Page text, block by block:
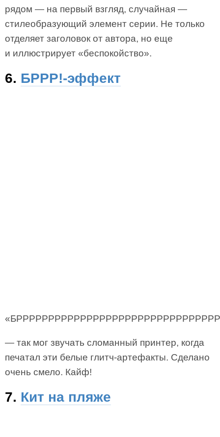
рядом — на первый взгляд, случайная —
стилеобразующий элемент серии. Не только
отделяет заголовок от автора, но еще
и иллюстрирует «беспокойство».
6. БРРР!-эффект
— так мог звучать сломанный принтер, когда
печатал эти белые глитч-артефакты. Сделано
очень смело. Кайф!
7. Кит на пляже